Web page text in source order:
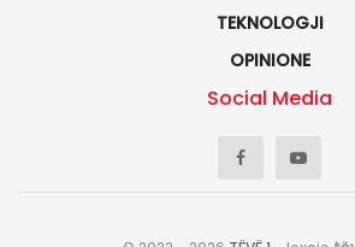
TEKNOLOGJI
OPINIONE
Social Media